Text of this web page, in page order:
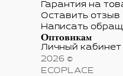
Гарантия на
Оставить отзыв
Написать
Оптовикам
Личный кабинет
2026 ©
ECOPLACE